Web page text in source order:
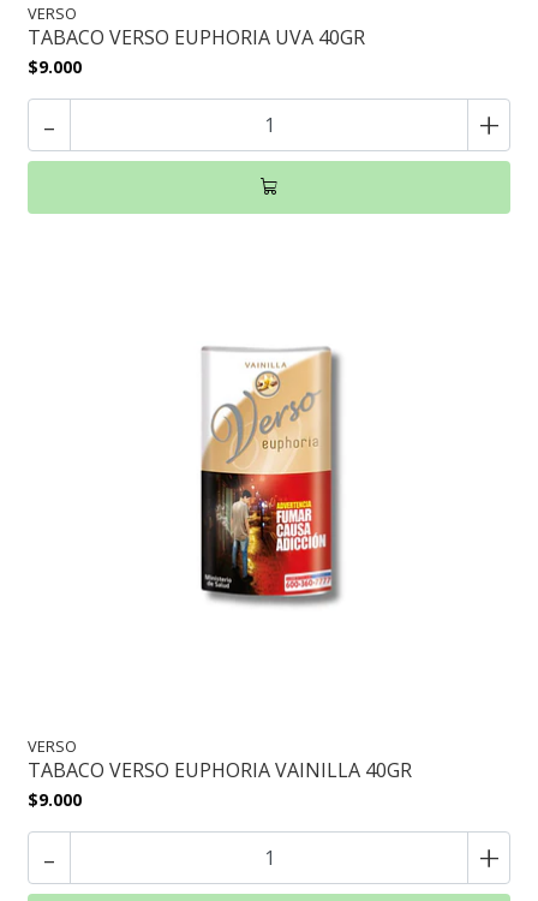
VERSO
TABACO VERSO EUPHORIA UVA 40GR
$9.000
- +
VERSO
TABACO VERSO EUPHORIA VAINILLA 40GR
$9.000
- +